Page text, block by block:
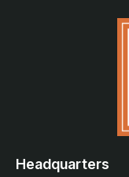
Headquarters